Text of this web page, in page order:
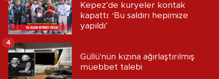
Kepez’de kuryeler kontak
kapattı: ‘Bu saldırı hepimize
yapıldı’
Güllü'nün kızına ağırlaştırılmış
müebbet talebi
4